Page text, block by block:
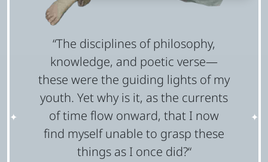
✦
✦
“The disciplines of philosophy,
knowledge, and poetic verse—
these were the guiding lights of my
youth. Yet why is it, as the currents
of time flow onward, that I now
find myself unable to grasp these
things as I once did?“